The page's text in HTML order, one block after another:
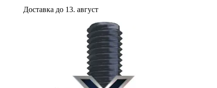
Доставка до 13. август